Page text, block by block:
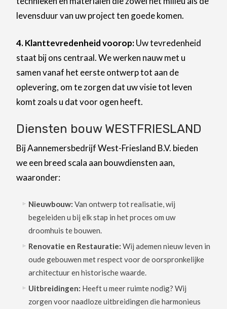
levensduur van uw project ten goede komen.
4. Klanttevredenheid voorop:Uw tevredenheid
staat bij ons centraal. We werken nauw met u
samen vanaf het eerste ontwerp tot aan de
oplevering, om te zorgen dat uw visie tot leven
komt zoals u dat voor ogen heeft.
Diensten bouw WESTFRIESLAND
Bij Aannemersbedrijf West-Friesland B.V. bieden
we een breed scala aan bouwdiensten aan,
waaronder:
Nieuwbouw: Van ontwerp tot realisatie, wij
begeleiden u bij elk stap in het proces om uw
droomhuis te bouwen.
Renovatie en Restauratie: Wij ademen nieuw leven in
oude gebouwen met respect voor de oorspronkelijke
architectuur en historische waarde.
Uitbreidingen: Heeft u meer ruimte nodig? Wij
zorgen voor naadloze uitbreidingen die harmonieus